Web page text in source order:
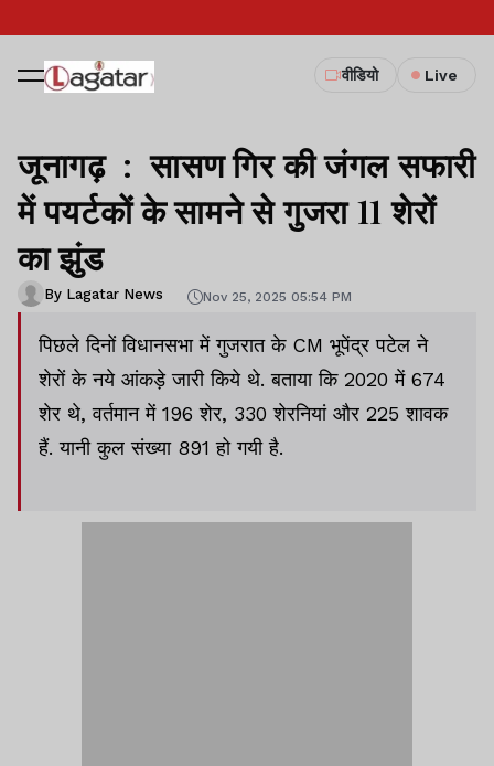
वीडियो Live
जूनागढ़ : सासण गिर की जंगल सफारी
में पयर्टकों के सामने से गुजरा 11 शेरों
का झुंड
By Lagatar News Nov 25, 2025 05:54 PM
पिछले दिनों विधानसभा में गुजरात के CM भूपेंद्र पटेल ने
शेरों के नये आंकड़े जारी किये थे. बताया कि 2020 में 674
शेर थे, वर्तमान में 196 शेर, 330 शेरनियां और 225 शावक
हैं. यानी कुल संख्या 891 हो गयी है.